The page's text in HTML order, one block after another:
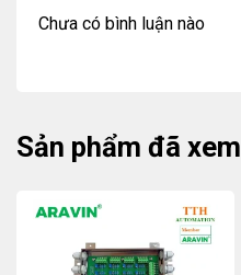
Chưa có bình luận nào
Sản phẩm đã xem